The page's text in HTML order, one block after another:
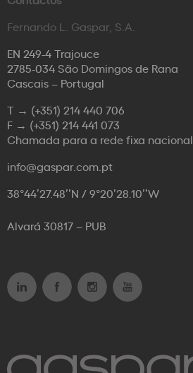
Fernando L. Gaspar, S.A.
EN 249-4 Trajouce
2785-034 São Domingos de Rana
Cascais – Portugal
T → (+351) 214 440 706
F → (+351) 214 441 073
Chamada para a rede fixa nacional
info@gaspar.com.pt
38°44’27.48’’N / 9°20’28.10’’W
Alvará 30817 – PUB